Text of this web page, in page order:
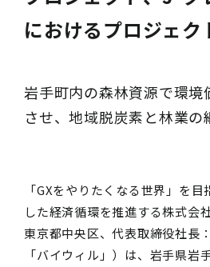
におけるプロジェク
岩手町内の森林資源で環境
させ、地域脱炭素と林業の
「GXをやりたくなる世界」を
した経済循環を推進する株式会
東京都中央区、代表取締役社長
「バイウィル」）は、岩手県岩